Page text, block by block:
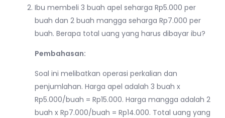
Ibu membeli 3 buah apel seharga Rp5.000 per
buah dan 2 buah mangga seharga Rp7.000 per
buah. Berapa total uang yang harus dibayar ibu?
Pembahasan:
Soal ini melibatkan operasi perkalian dan
penjumlahan. Harga apel adalah 3 buah x
Rp5.000/buah = Rp15.000. Harga mangga adalah 2
buah x Rp7.000/buah = Rp14.000. Total uang yang